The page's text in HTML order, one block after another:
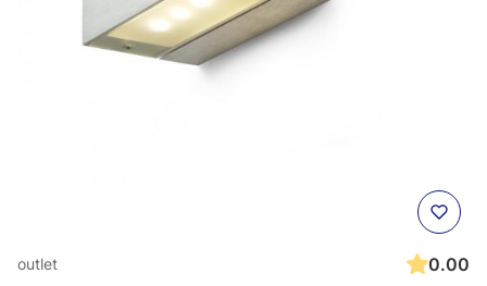
outlet
0.00